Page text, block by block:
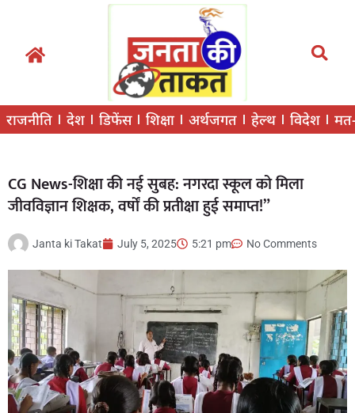
राजनीति देश डिफेंस शिक्षा अर्थजगत हेल्थ विदेश
CG News-शिक्षा की नई सुबह: नगरदा स्कूल को मिला
जीवविज्ञान शिक्षक, वर्षों की प्रतीक्षा हुई समाप्त!”
Janta ki Takat July 5, 2025 5:21 pm No Comments